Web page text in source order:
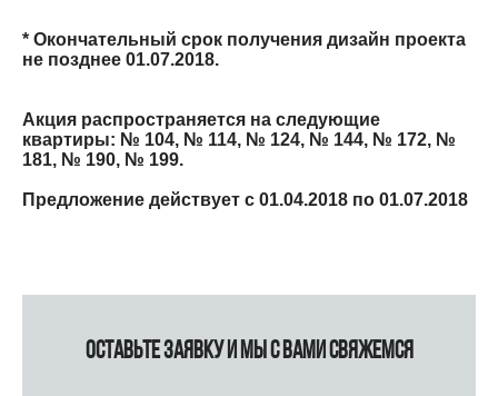
* Окончательный срок получения дизайн проекта
не позднее 01.07.2018.
Акция распространяется на следующие
квартиры: № 104, № 114, № 124, № 144, № 172, №
181, № 190, № 199.
Предложение действует с 01.04.2018 по 01.07.2018
Оставьте заявку и мы с Вами свяжемся